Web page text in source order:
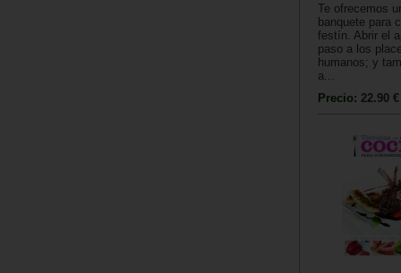
Te ofrecemos
banquete para
festín. Abrir el
paso a los
humanos; y
a...
Precio: 22.90 €